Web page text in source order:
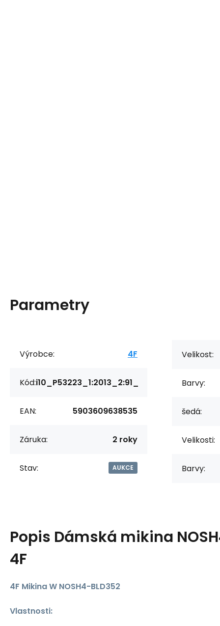
Parametry
Výrobce: 4F
Kód:i10_P53223_1:2013_2:91_
EAN: 5903609638535
Záruka: 2 roky
Stav: AUKCE
Velikost:
Barvy:
šedá:
Velikosti:
Barvy:
Popis Dámská mikina
4F
4F Mikina W NOSH4-BLD352
Vlastnosti: